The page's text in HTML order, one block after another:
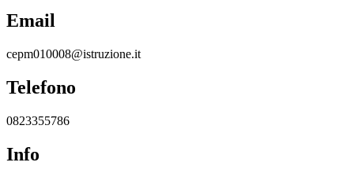
Email
cepm010008@istruzione.it
Telefono
0823355786
Info